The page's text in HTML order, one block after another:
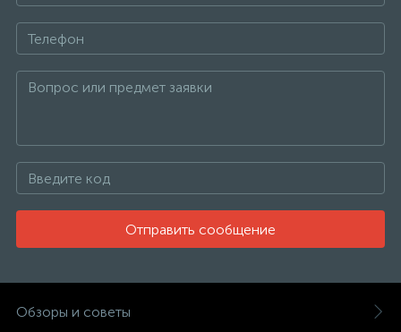
Отправить сообщение
Обзоры и советы